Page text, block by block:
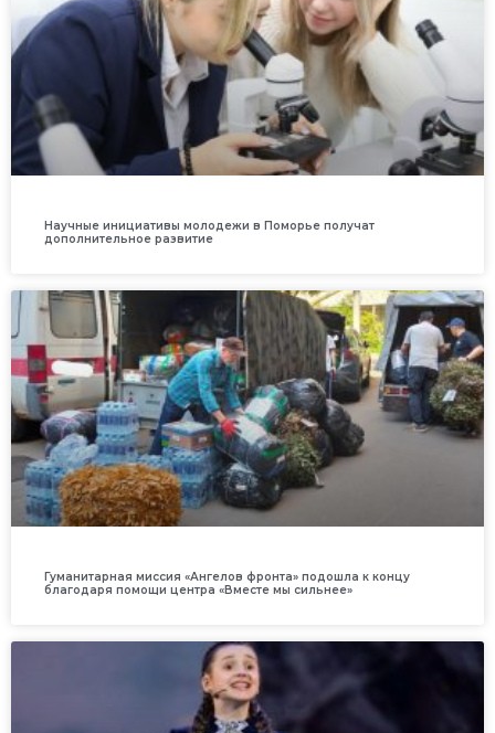
Научные инициативы молодежи в Поморье получат
дополнительное развитие
Гуманитарная миссия «Ангелов фронта» подошла к концу
благодаря помощи центра «Вместе мы сильнее»